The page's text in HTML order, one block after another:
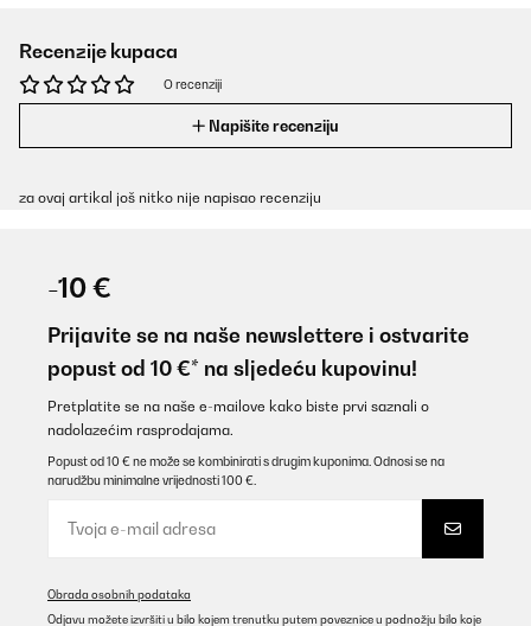
Recenzije kupaca
O recenziji
Napišite recenziju
za ovaj artikal još nitko nije napisao recenziju
-10 €
Prijavite se na naše newslettere i ostvarite
popust od 10 €* na sljedeću kupovinu!
Pretplatite se na naše e-mailove kako biste prvi saznali o
nadolazećim rasprodajama.
Popust od 10 € ne može se kombinirati s drugim kuponima. Odnosi se na
narudžbu minimalne vrijednosti 100 €.
Obrada osobnih podataka
Odjavu možete izvršiti u bilo kojem trenutku putem poveznice u podnožju bilo koje